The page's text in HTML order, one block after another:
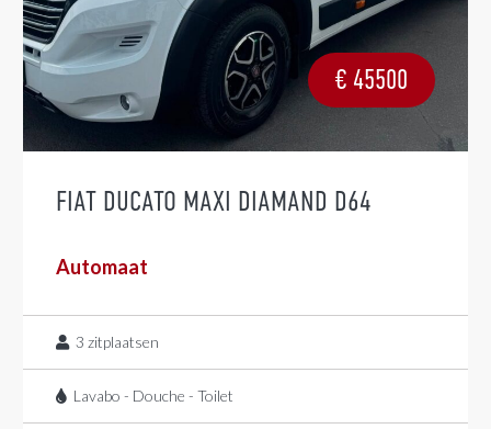
€ 45500
FIAT DUCATO MAXI DIAMAND D64
Automaat
3 zitplaatsen
Lavabo - Douche - Toilet